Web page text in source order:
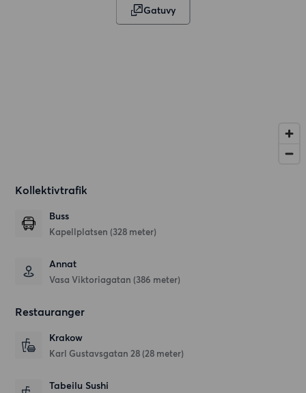
Gatuvy
Kollektivtrafik
Buss
Kapellplatsen (328 meter)
Annat
Vasa Viktoriagatan (386 meter)
Restauranger
Krakow
Karl Gustavsgatan 28 (28 meter)
Tabeilu Sushi